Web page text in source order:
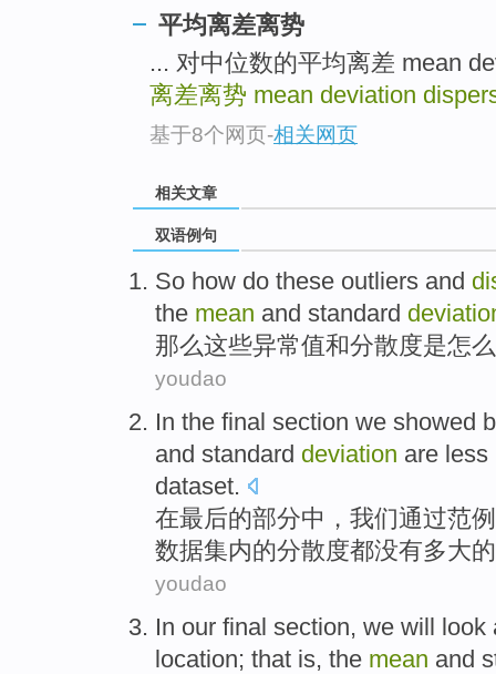
平均离差离势
... 对中位数的平均离差 mean
离差离势 mean deviation
基于8个网页-相关网页
相关文章
双语例句
So how do these outliers and
the mean and standard
那么这些异常值和分散度是怎么
youdao
In the final section we showed
and standard deviation are less
dataset.
在最后的部分中 ， 我们通过范例
数据集内的分散度都没有多大的
youdao
In our final section, we will look
location; that is, the mean and